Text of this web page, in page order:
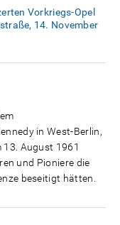
Vorkriegs-Opel
14. November
in West-Berlin,
August 1961
und Pioniere die
beseitigt hätten.